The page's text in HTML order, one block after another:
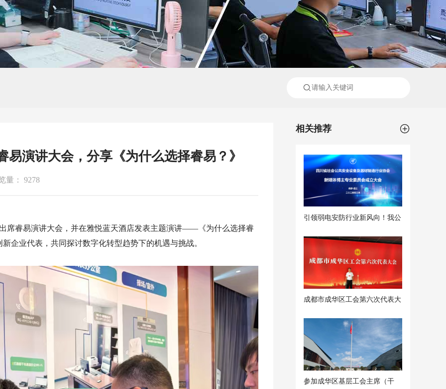

演讲大会，分享《为什么选择睿易？》
量： 9278
席睿易演讲大会，并在雅悦蓝天酒店发表主题演讲——《为什么选择睿
企业代表，共同探讨数字化转型趋势下的机遇与挑战。
相关推荐 
引领弱电安防行业新风向！我公
全设备及器材制造行业协会副秘
成都市成华区工会第六次代表大
参加成华区基层工会主席（干